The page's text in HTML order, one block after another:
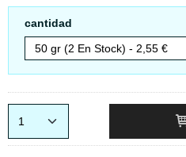
cantidad